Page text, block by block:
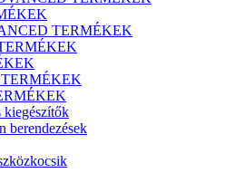
TERMÉKEK
kiegészítők
berendezések